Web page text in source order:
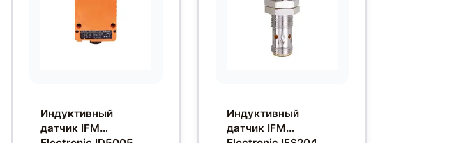
Индуктивный
датчик IFM
Индуктивный
датчик IFM